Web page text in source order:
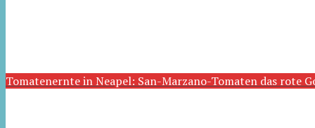
Tomatenernte in Neapel: San-Marzano-Tomaten das rote